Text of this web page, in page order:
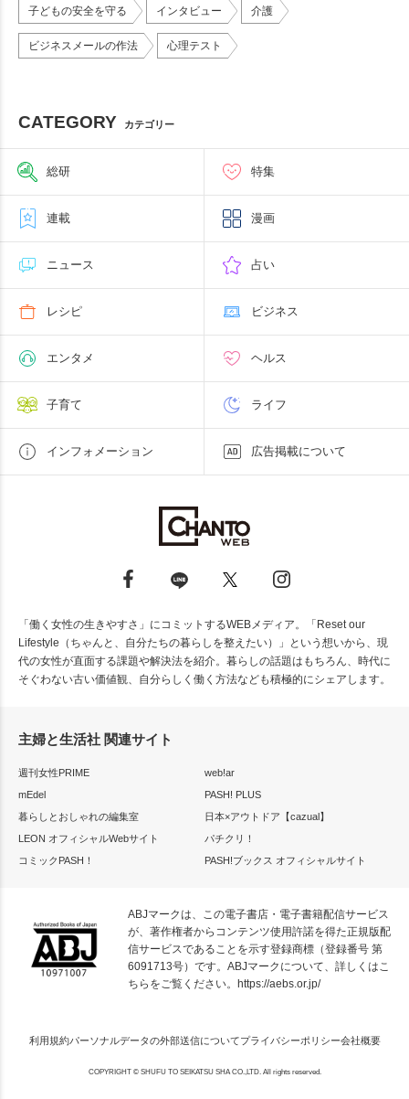
子どもの安全を守る インタビュー 介護
ビジネスメールの作法 心理テスト
CATEGORY カテゴリー
総研 特集
連載 漫画
ニュース 占い
レシピ ビジネス
エンタメ ヘルス
子育て ライフ
インフォメーション 広告掲載について
「働く女性の生きやすさ」にコミットするWEBメディア。「Reset our
Lifestyle（ちゃんと、自分たちの暮らしを整えたい）」という想いから、現
代の女性が直面する課題や解決法を紹介。暮らしの話題はもちろん、時代に
そぐわない古い価値観、自分らしく働く方法なども積極的にシェアします。
主婦と生活社 関連サイト
週刊女性PRIME
web!ar
mEdel
PASH! PLUS
暮らしとおしゃれの編集室
日本×アウトドア【cazual】
LEON オフィシャルWebサイト
パチクリ！
コミックPASH！
PASH!ブックス オフィシャルサイト
ABJマークは、この電子書店・電子書籍配信サービス
が、著作権者からコンテンツ使用許諾を得た正規版配
信サービスであることを示す登録商標（登録番号 第
6091713号）です。ABJマークについて、詳しくはこ
ちらをご覧ください。
https://aebs.or.jp/
利用規約パーソナルデータの外部送信についてプライバシーポリシー会社概要
COPYRIGHT © SHUFU TO SEIKATSU SHA CO.,LTD. All rights reserved.